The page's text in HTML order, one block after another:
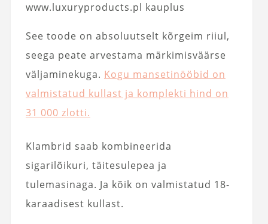
www.luxuryproducts.pl kauplus
See toode on absoluutselt kõrgeim riiul,
seega peate arvestama märkimisväärse
väljaminekuga. Kogu mansetinööbid on
valmistatud kullast ja komplekti hind on
31 000 zlotti.
Klambrid saab kombineerida
sigarilõikuri, täitesulepea ja
tulemasinaga. Ja kõik on valmistatud 18-
karaadisest kullast.